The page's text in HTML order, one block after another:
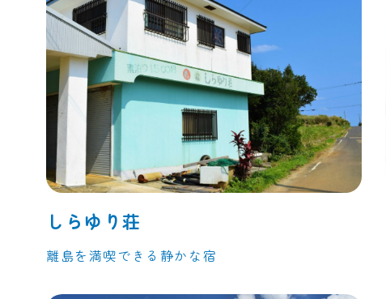
しらゆり荘
離島を満喫できる静かな宿